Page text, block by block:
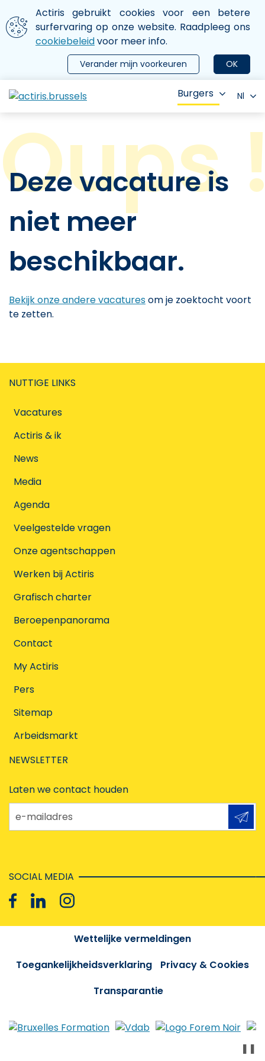
Aller au contenu principal
We gebruiken cookies
Actiris gebruikt cookies voor een betere
surfervaring op onze website. Raadpleeg ons
cookiebeleidvoor meer info.
OK
Verander mijn voorkeuren
le menu
Burgers Nl
Deze vacature is
niet meer
beschikbaar.
Bekijk onze andere vacaturesom je zoektocht voort
te zetten.
NUTTIGE LINKS
Vacatures
Actiris & ik
News
Media
Agenda
Veelgestelde vragen
Onze agentschappen
Werken bij Actiris
Grafisch charter
Beroepenpanorama
Contact
My Actiris
Pers
Sitemap
Arbeidsmarkt
NEWSLETTER
Laten we contact houden
e-mailadres
SOCIAL MEDIA
Wettelijke vermeldingen
Toegankelijkheidsverklaring
Privacy & Cookies
Transparantie
❚❚